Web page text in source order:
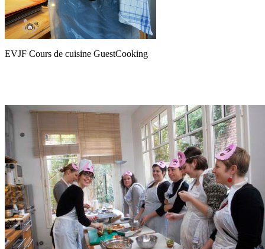
EVJF Cours de cuisine GuestCooking